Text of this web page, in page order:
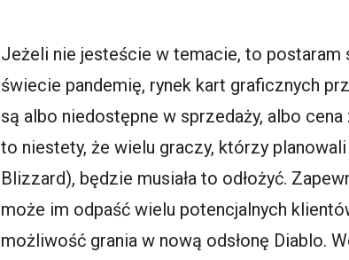
Jeżeli nie jesteście w temacie, to postaram
świecie pandemię, rynek kart graficznych
są albo niedostępne w sprzedaży, albo
to niestety, że wielu graczy, którzy
Blizzard), będzie musiała to odłożyć.
może im odpaść wielu potencjalnych
możliwość grania w nową odsłonę Diablo.